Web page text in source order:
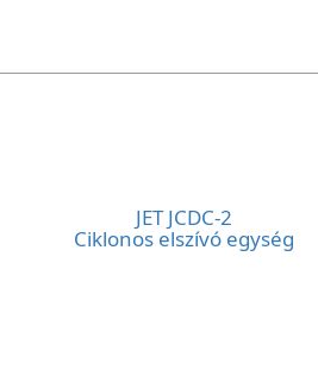
JET JCDC-2
Ciklonos elszívó egység